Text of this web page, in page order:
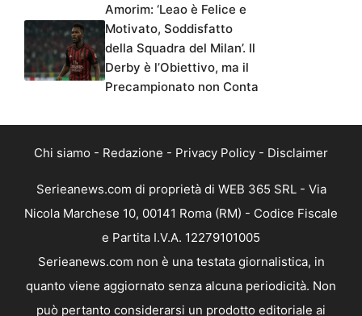
Amorim: ‘Leao è Felice e
Motivato, Soddisfatto
della Squadra del Milan’. Il
Derby è l’Obiettivo, ma il
Precampionato non Conta
Chi siamo - Redazione - Privacy Policy - Disclaimer
Serieanews.com di proprietà di WEB 365 SRL - Via
Nicola Marchese 10, 00141 Roma (RM) - Codice Fiscale
e Partita I.V.A. 12279101005
Serieanews.com non è una testata giornalistica, in
quanto viene aggiornato senza alcuna periodicità. Non
può pertanto considerarsi un prodotto editoriale ai